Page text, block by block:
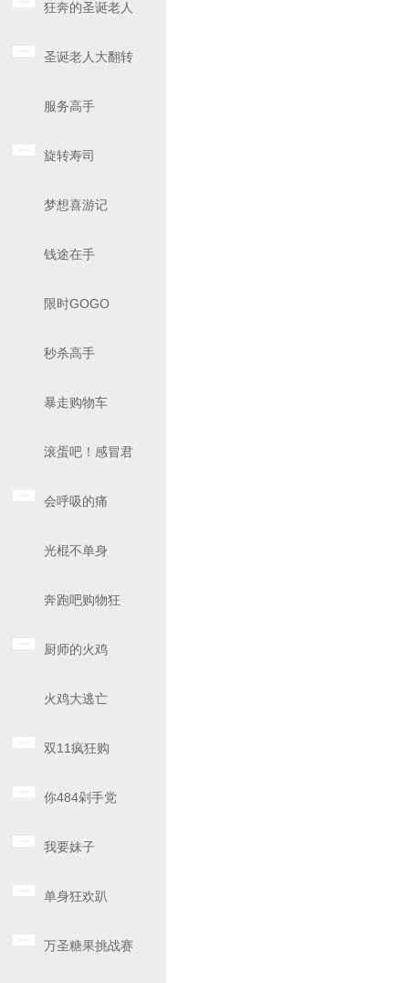
狂奔的圣诞老人
圣诞老人大翻转
服务高手
旋转寿司
梦想喜游记
钱途在手
限时GOGO
秒杀高手
暴走购物车
滚蛋吧！感冒君
会呼吸的痛
光棍不单身
奔跑吧购物狂
厨师的火鸡
火鸡大逃亡
双11疯狂购
你484剁手党
我要妹子
单身狂欢趴
万圣糖果挑战赛